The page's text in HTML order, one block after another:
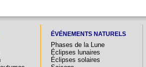
ÉVÉNEMENTS NATURELS
Phases de la Lune
Éclipses lunaires
Éclipses solaires